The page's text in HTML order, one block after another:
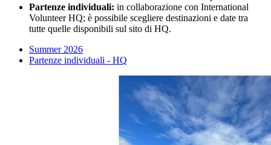
Partenze individuali: in collaborazione con International
Volunteer HQ; è possibile scegliere destinazioni e date tra
tutte quelle disponibili sul sito di HQ.
Summer 2026
Partenze individuali - HQ